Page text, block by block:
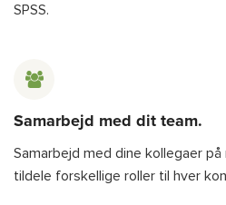
SPSS.
Samarbejd med dit team.
Samarbejd med dine kollegaer
tildele forskellige roller til hver